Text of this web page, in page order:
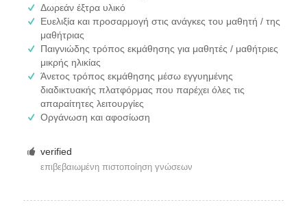
Δωρεάν έξτρα υλικό
Ευελιξία και προσαρμογή στις ανάγκες του μαθητή / της
μαθήτριας
Παιγνιώδης τρόπος εκμάθησης για μαθητές / μαθήτριες
μικρής ηλικίας
Άνετος τρόπος εκμάθησης μέσω εγγυημένης
διαδικτυακής πλατφόρμας που παρέχει όλες τις
απαραίτητες λειτουργίες
Οργάνωση και αφοσίωση
verified
επιβεβαιωμένη πιστοποίηση γνώσεων